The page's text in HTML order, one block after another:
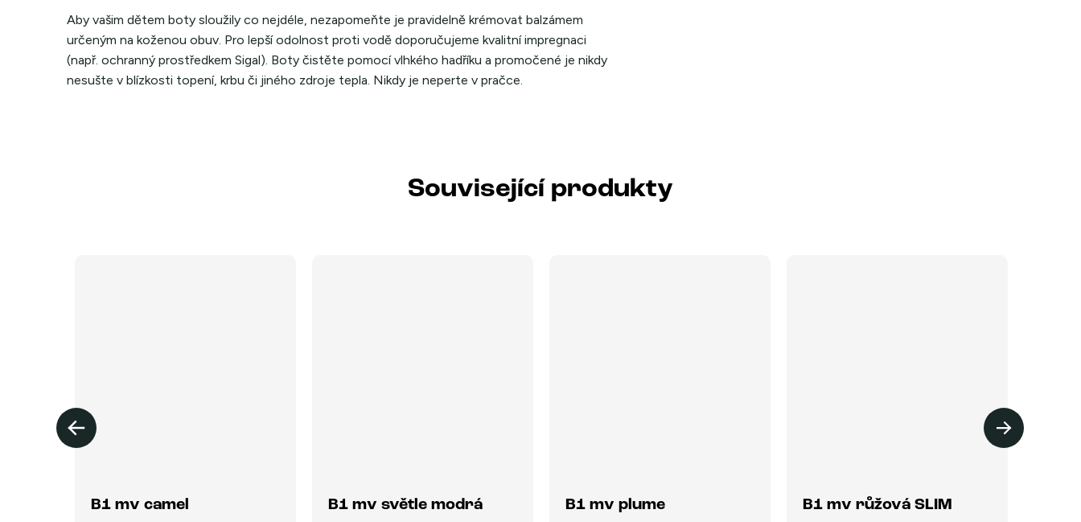
Aby vašim dětem boty sloužily co nejdéle, nezapomeňte je pravidelně krémovat balzámem
určeným na koženou obuv. Pro lepší odolnost proti vodě doporučujeme kvalitní impregnaci
(např. ochranný prostředkem Sigal). Boty čistěte pomocí vlhkého hadříku a promočené je nikdy
nesušte v blízkosti topení, krbu či jiného zdroje tepla. Nikdy je neperte v pračce.
Související produkty
B1 mv camel B1 mv světle modrá B1 mv plume B1 mv růžová SLIM